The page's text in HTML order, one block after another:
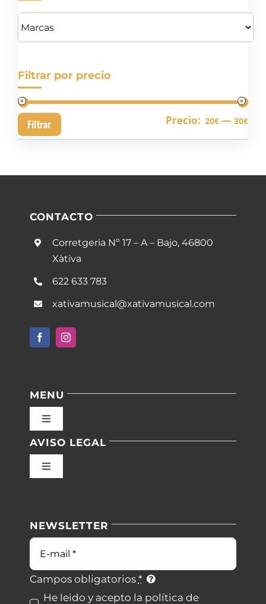
Filtrar por precio
Filtrar Precio: 20€ — 30€
CONTACTO
Corretgeria Nº 17 – A – Bajo, 46800
Xàtiva
622 633 783
xativamusical@xativamusical.com
MENU
Toggle
Inicio
Blog
Contacto
AVISO LEGAL
Toggle
Condiciones de uso
Ley de cookies
NEWSLETTER
Correo
electrónico
Campos obligatorios *
He leido y acepto la política de